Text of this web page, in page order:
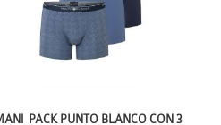
PACK PUNTO BLANCO CON 3